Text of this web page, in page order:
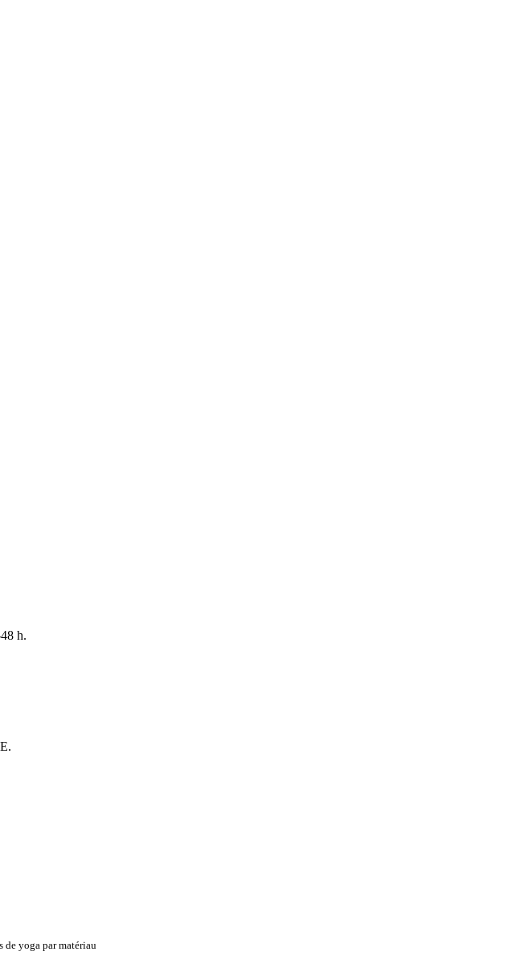
h.
de yoga par matériau